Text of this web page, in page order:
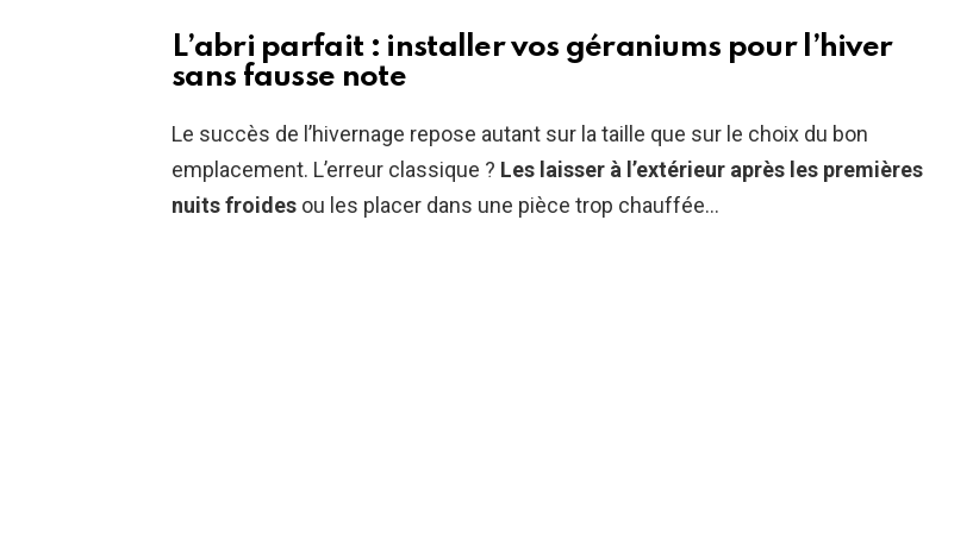
L’abri parfait : installer vos géraniums pour l’hiver
sans fausse note
Le succès de l’hivernage repose autant sur la taille que sur le choix du bon
emplacement. L’erreur classique ? Les laisser à l’extérieur après les premières
nuits froides ou les placer dans une pièce trop chauffée…